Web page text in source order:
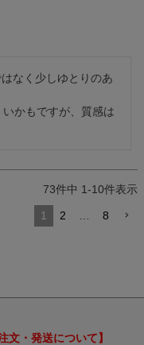
なく少しゆとりのあ
かもですが、質感は
73件中 1-10件表示
1 2 8
文・発送について】